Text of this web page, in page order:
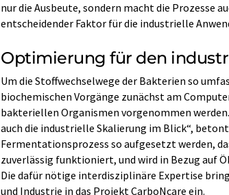
nur die Ausbeute, sondern macht die Prozesse
entscheidender Faktor für die industrielle
Optimierung für den
Um die Stoffwechselwege der Bakterien so
biochemischen Vorgänge zunächst am
bakteriellen Organismen vorgenommen
auch die industrielle Skalierung im Blick“,
Fermentationsprozess so aufgesetzt werden,
zuverlässig funktioniert, und wird in Bezug auf
Die dafür nötige interdisziplinäre Expertise
und Industrie in das Projekt CarboNcare ein.